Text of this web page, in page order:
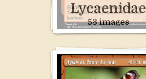
Lycaenidae
53 images